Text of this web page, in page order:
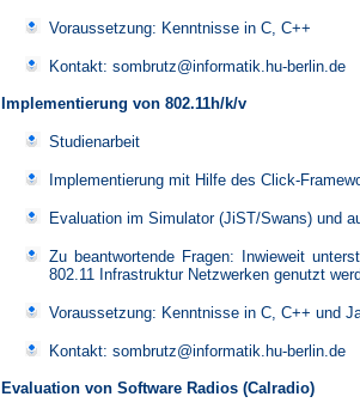
Voraussetzung: Kenntnisse in C, C++
Kontakt: sombrutz@informatik.hu-berlin.de
Implementierung von 802.11h/k/v
Studienarbeit
Implementierung mit Hilfe des Click-
Evaluation im Simulator (JiST/Swans) und
Zu beantwortende Fragen: Inwieweit
802.11 Infrastruktur Netzwerken genutzt
Voraussetzung: Kenntnisse in C, C++ und
Kontakt: sombrutz@informatik.hu-berlin.de
Evaluation von Software Radios (Calradio)